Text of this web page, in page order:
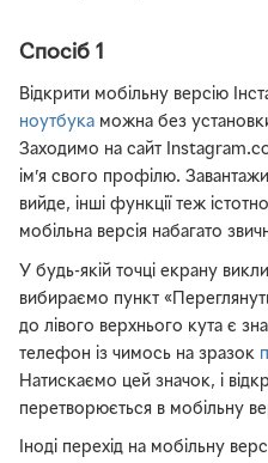
Спосіб 1
Відкрити мобільну версію
ноутбука можна без
Заходимо на сайт
ім’я свого профілю.
вийде, інші функції теж
мобільна версія набагато
У будь-якій точці екрану
вибираємо пункт
до лівого верхнього кута є
телефон із чимось на зразок
Натискаємо цей значок, і
перетворюється в мобільну
Іноді перехід на мобільну